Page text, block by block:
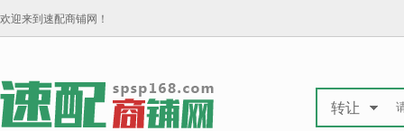
欢迎来到速配商铺网！
转让